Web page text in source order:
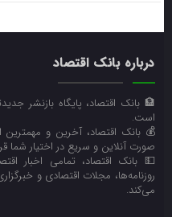
درباره بانک اقتصاد
🏦 بانک اقتصاد، پایگاه بازنشر
است.
💰 بانک اقتصاد، آخرین و مهمترین
صورت آنلاین و سریع در اختیار شما
💵 بانک اقتصاد، تمامی اخبار
روزنامه‌ها، مجلات اقتصادی و
می‌کند.